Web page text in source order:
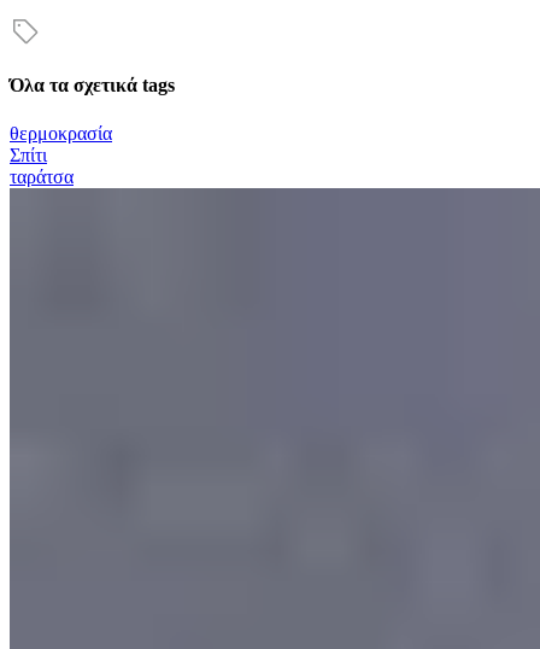
Όλα τα σχετικά tags
θερμοκρασία
Σπίτι
ταράτσα